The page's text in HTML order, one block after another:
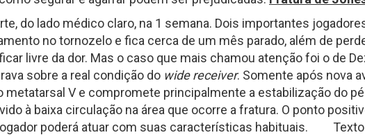
Perfil
HEAD
COACH
2026
–
pt.1
–
Inscrições
–
Semana
18
de
2025
Panorama
Fantasy
Football
–
Semana
do lado médico claro, na 1 semana. Dois importantes
no tornozelo e fica cerca de um mês parado, além de
livre da dor. Mas o caso que mais chamou atenção foi o de
sobre a real condição do wide receiver. Somente após nova
V e compromete principalmente a estabilização do
à baixa circulação na área que ocorre a fratura. O ponto
poderá atuar com suas características habituais. Texto